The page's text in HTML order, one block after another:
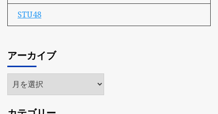
STU48
アーカイブ
ア
ー